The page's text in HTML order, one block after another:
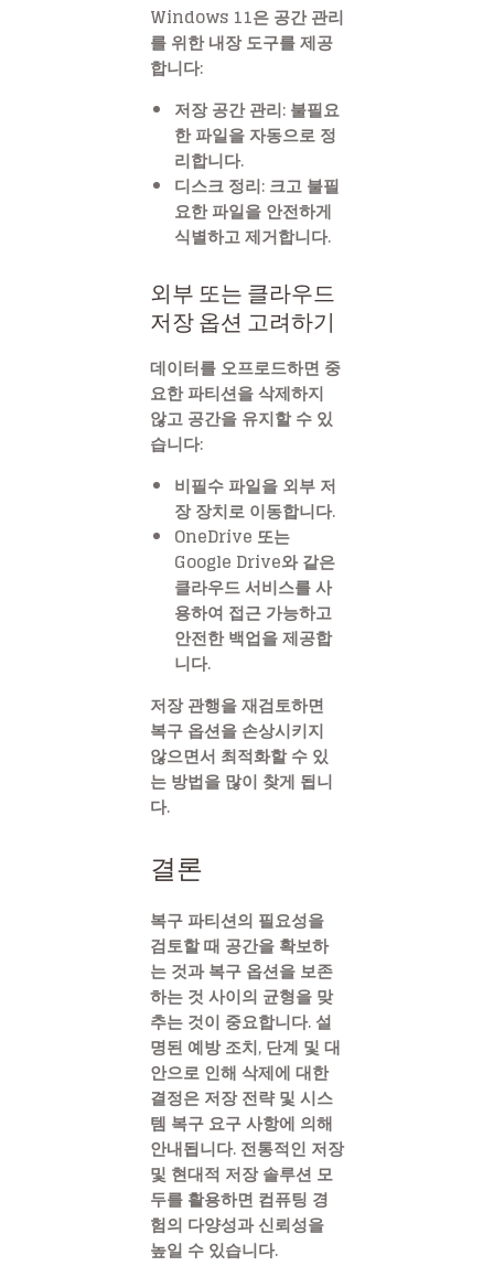
Windows 11은 공간 관리
를 위한 내장 도구를 제공
합니다:
저장 공간 관리: 불필요
한 파일을 자동으로 정
리합니다.
디스크 정리: 크고 불필
요한 파일을 안전하게
식별하고 제거합니다.
외부 또는 클라우드
저장 옵션 고려하기
데이터를 오프로드하면 중
요한 파티션을 삭제하지
않고 공간을 유지할 수 있
습니다:
비필수 파일을 외부 저
장 장치로 이동합니다.
OneDrive 또는
Google Drive와 같은
클라우드 서비스를 사
용하여 접근 가능하고
안전한 백업을 제공합
니다.
저장 관행을 재검토하면
복구 옵션을 손상시키지
않으면서 최적화할 수 있
는 방법을 많이 찾게 됩니
다.
결론
복구 파티션의 필요성을
검토할 때 공간을 확보하
는 것과 복구 옵션을 보존
하는 것 사이의 균형을 맞
추는 것이 중요합니다. 설
명된 예방 조치, 단계 및 대
안으로 인해 삭제에 대한
결정은 저장 전략 및 시스
템 복구 요구 사항에 의해
안내됩니다. 전통적인 저장
및 현대적 저장 솔루션 모
두를 활용하면 컴퓨팅 경
험의 다양성과 신뢰성을
높일 수 있습니다.